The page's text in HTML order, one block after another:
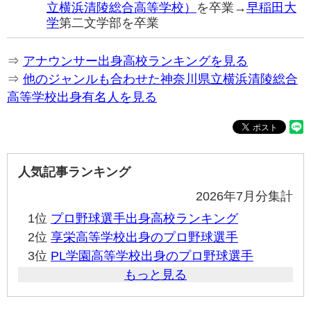
立横浜清陵総合高等学校） を卒業→早稲田大
学第二文学部を卒業
⇒ アナウンサー出身高校ランキングを見る
⇒ 他のジャンルも合わせた神奈川県立横浜清陵総合
高等学校出身有名人を見る
人気記事ランキング
2026年7月分集計
1位 プロ野球選手出身高校ランキング
2位 享栄高等学校出身のプロ野球選手
3位 PL学園高等学校出身のプロ野球選手
もっと見る